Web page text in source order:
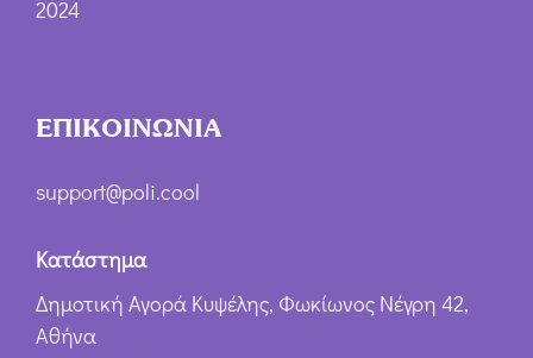
2024
ΕΠΙΚΟΙΝΩΝΙΑ
support@poli.cool
Κατάστημα
Δημοτική Αγορά Κυψέλης, Φωκίωνος Νέγρη 42,
Αθήνα